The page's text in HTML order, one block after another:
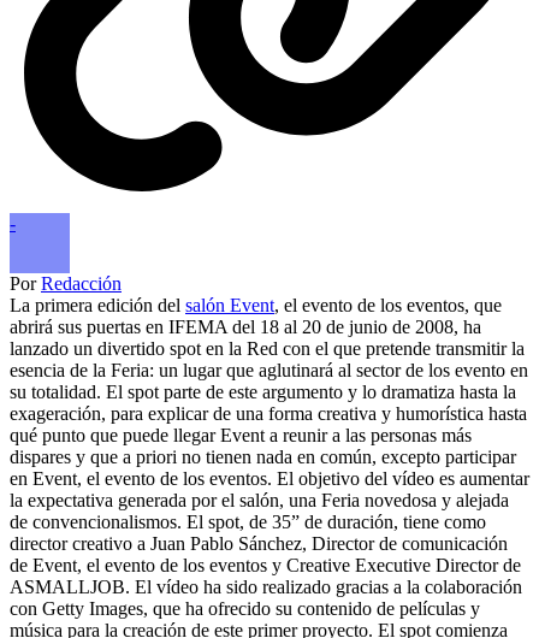
-
PorRedacción
La primera edición del salón Event, el evento de los eventos, que
abrirá sus puertas en IFEMA del 18 al 20 de junio de 2008, ha
lanzado un divertido spot en la Red con el que pretende transmitir la
esencia de la Feria: un lugar que aglutinará al sector de los evento en
su totalidad. El spot parte de este argumento y lo dramatiza hasta la
exageración, para explicar de una forma creativa y humorística hasta
qué punto que puede llegar Event a reunir a las personas más
dispares y que a priori no tienen nada en común, excepto participar
en Event, el evento de los eventos. El objetivo del vídeo es aumentar
la expectativa generada por el salón, una Feria novedosa y alejada
de convencionalismos. El spot, de 35” de duración, tiene como
director creativo a Juan Pablo Sánchez, Director de comunicación
de Event, el evento de los eventos y Creative Executive Director de
ASMALLJOB. El vídeo ha sido realizado gracias a la colaboración
con Getty Images, que ha ofrecido su contenido de películas y
música para la creación de este primer proyecto. El spot comienza